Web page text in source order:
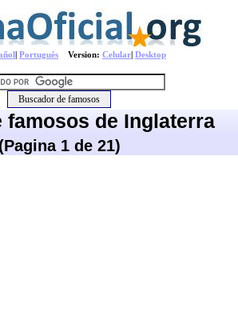
| Português Version: Celular| Desktop
famosos de Inglaterra
(Pagina 1 de 21)